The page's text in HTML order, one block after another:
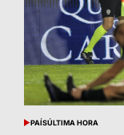
POSTED
PAÍSÚLTIMA HORA